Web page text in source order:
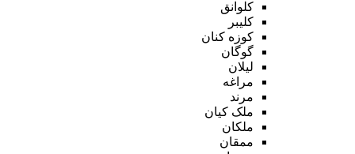
کلوانق
کلیبر
کوزه کنان
گوگان
لیلان
مراغه
مرند
ملک کیان
ملکان
ممقان